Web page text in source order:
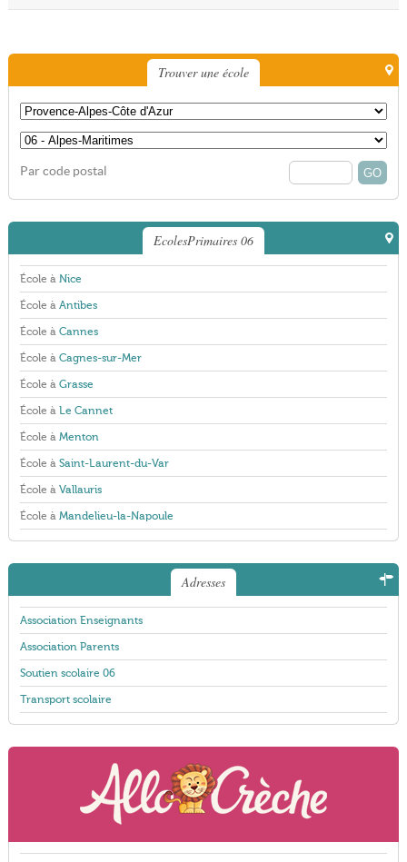
Trouver une école
Par code postal
EcolesPrimaires 06
École à Nice
École à Antibes
École à Cannes
École à Cagnes-sur-Mer
École à Grasse
École à Le Cannet
École à Menton
École à Saint-Laurent-du-Var
École à Vallauris
École à Mandelieu-la-Napoule
Adresses
Association Enseignants
Association Parents
Soutien scolaire 06
Transport scolaire